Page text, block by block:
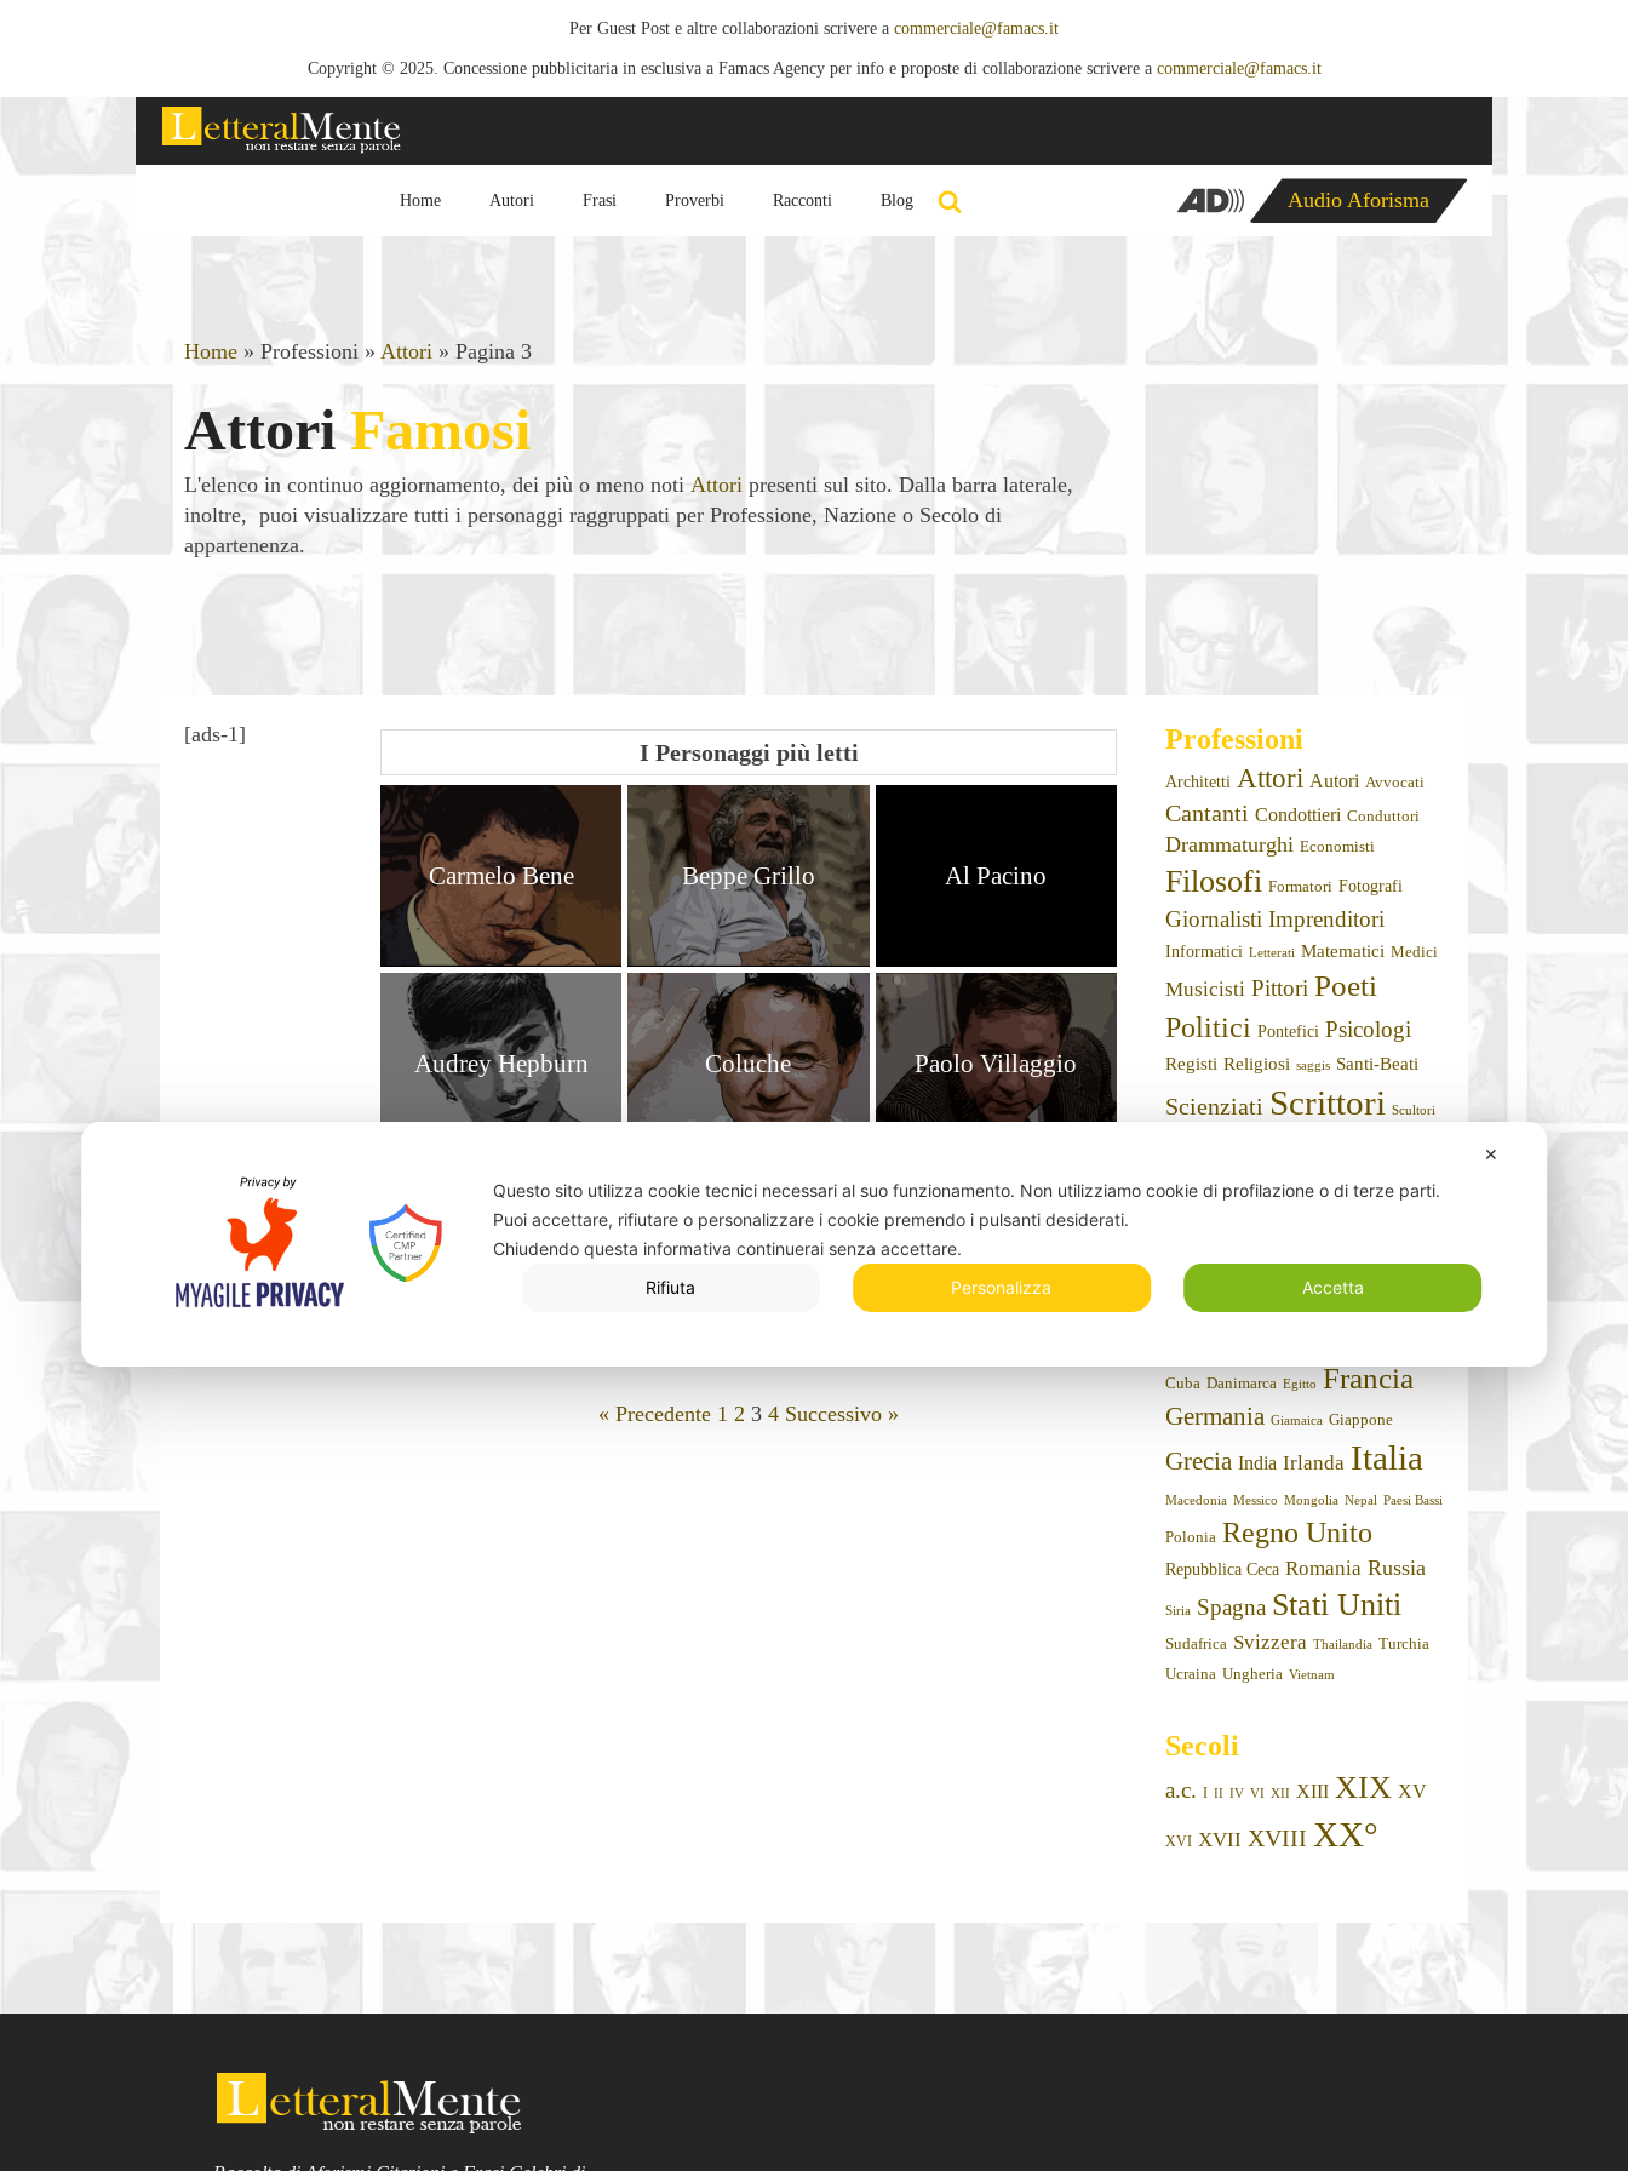
Per Guest Post e altre collaborazioni scrivere a commerciale@famacs.it
Copyright © 2025. Concessione pubblicitaria in esclusiva a Famacs Agency per info e proposte di collaborazione scrivere a commerciale@famacs.it
Home Autori Frasi Proverbi Racconti Blog Audio Aforisma
Home » Professioni » Attori » Pagina 3
Attori Famosi
L'elenco in continuo aggiornamento, dei più o meno notiAttori presenti sul sito. Dalla barra laterale,
inoltre, puoi visualizzare tutti i personaggi raggruppati per Professione, Nazione o Secolo di
appartenenza.
[ads-1]
I Personaggi più letti
Carmelo Bene
Audrey Hepburn
Zsa Zsa Gabor
Beppe Grillo
Coluche
Jeanne Moreau
Al Pacino
Paolo Villaggio
Peter Ustinov
« Precedente 1 2 3 4 Successivo »
Professioni
Architetti Attori Autori Avvocati
Cantanti Condottieri Conduttori
Drammaturghi Economisti
Filosofi Formatori Fotografi
Giornalisti Imprenditori
Informatici Letterati Matematici Medici
Musicisti Pittori Poeti
Politici Pontefici Psicologi
Registi Religiosi saggis Santi-Beati
Scienziati Scrittori Scultori
Algeria Argentina
Australia Austria Belgio Bielorussia
Cuba Danimarca Egitto Francia
Germania Giamaica Giappone
Grecia India Irlanda Italia
Macedonia Messico Mongolia Nepal Paesi Bassi
Polonia Regno Unito
Repubblica Ceca Romania Russia
Siria Spagna Stati Uniti
Sudafrica Svizzera Thailandia Turchia
Ucraina Ungheria Vietnam
Secoli
a.c. I II IV VI XII XIII XIX XV
XVI XVII XVIII XX°
✕
Questo sito utilizza cookie tecnici necessari al suo funzionamento. Non utilizziamo cookie di profilazione o di terze parti.
Puoi accettare, rifiutare o personalizzare i cookie premendo i pulsanti desiderati.
Chiudendo questa informativa continuerai senza accettare.
Accetta
Rifiuta Personalizza